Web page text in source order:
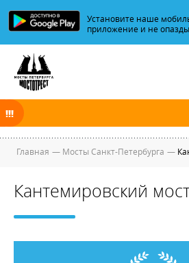
Установите наше
приложение и не
разводятся по графику.
Главная — Мосты Санкт-Петербурга —
Кантемировский